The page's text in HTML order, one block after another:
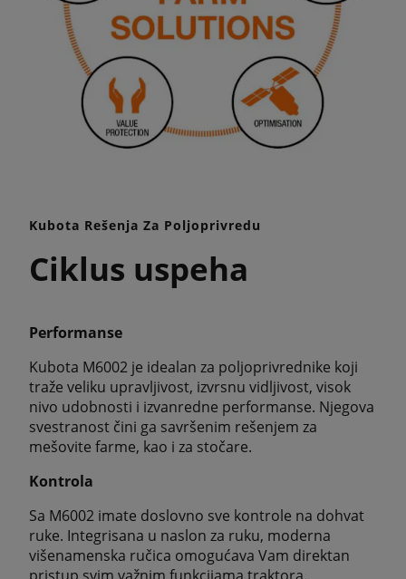
Kubota Rešenja Za Poljoprivredu
Ciklus uspeha
Performanse
Kubota M6002 je idealan za poljoprivrednike koji
traže veliku upravljivost, izvrsnu vidljivost, visok
nivo udobnosti i izvanredne performanse. Njegova
svestranost čini ga savršenim rešenjem za
mešovite farme, kao i za stočare.
Kontrola
Sa M6002 imate doslovno sve kontrole na dohvat
ruke. Integrisana u naslon za ruku, moderna
višenamenska ručica omogućava Vam direktan